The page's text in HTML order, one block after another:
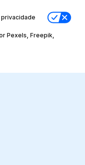
Pexels, Freepik,